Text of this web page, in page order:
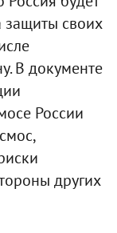
защиты своих
В документе
России
других